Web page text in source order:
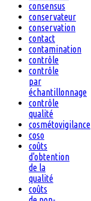
consensus
conservateur
conservation
contact
contamination
contrôle
contrôle
par
échantillonnage
contrôle
qualité
cosmétovigilance
coso
coûts
d'obtention
de la
qualité
coûts